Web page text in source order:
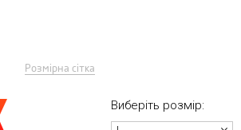
Розмірна сітка
Виберіть розмір: